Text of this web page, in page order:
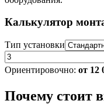
Калькулятор
Тип установки
Ориентировочно: от 12
Почему стоит